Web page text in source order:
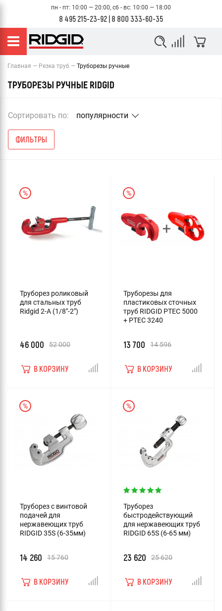
пн - пт: 10:00 — 20:00, сб - вс: 10:00 — 18:00
8 495 215-23-92 | 8 800 333-60-35
Главная Резка труб Труборезы ручные
ТРУБОРЕЗЫ РУЧНЫЕ RIDGID
ФИЛЬТРЫ
Сортировать по: популярности
Труборез роликовый
для стальных труб
Ridgid 2-A (1/8"-2")
46 000 52 000
В КОРЗИНУ
Труборезы для
пластиковых сточных
труб RIDGID PTEC 5000
+ PTEC 3240
13 700 14 596
В КОРЗИНУ
Труборез с винтовой
подачей для
нержавеющих труб
RIDGID 35S (6-35мм)
14 260 15 760
В КОРЗИНУ
Труборез
быстродействующий
для нержавеющих труб
RIDGID 65S (6-65 мм)
23 620 25 620
В КОРЗИНУ